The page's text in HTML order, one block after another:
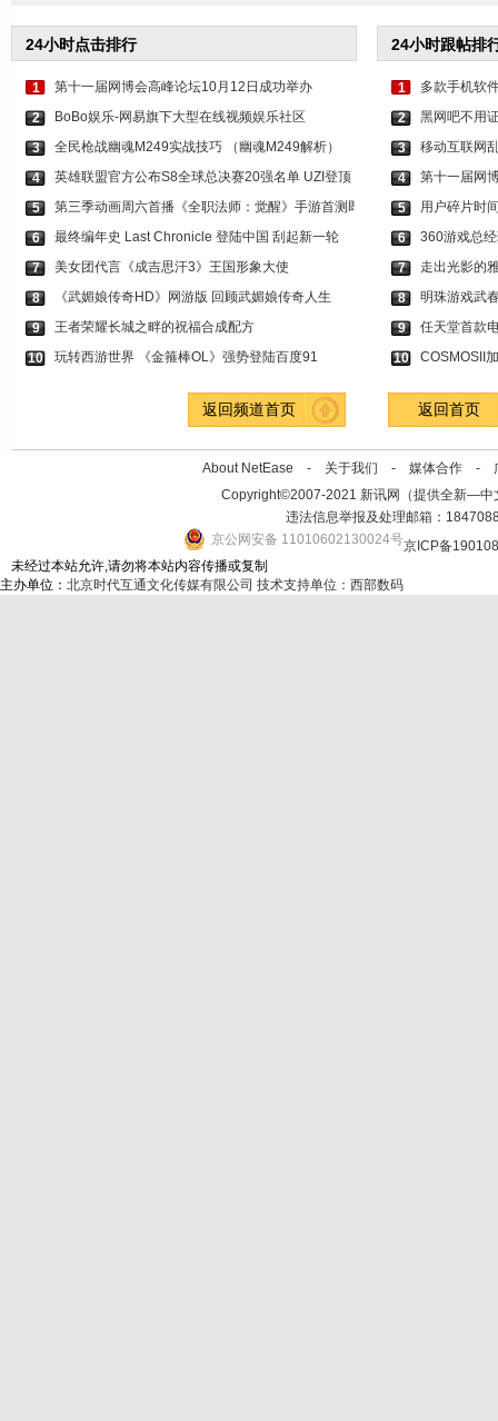
24小时点击排行
1
第十一届网博会高峰论坛10月12日成功举办
2
BoBo娱乐-网易旗下大型在线视频娱乐社区
3
全民枪战幽魂M249实战技巧 （幽魂M249解析）
4
英雄联盟官方公布S8全球总决赛20强名单 UZI登顶
5
第三季动画周六首播《全职法师：觉醒》手游首测即
6
最终编年史 Last Chronicle 登陆中国 刮起新一轮
7
美女团代言《成吉思汗3》王国形象大使
8
《武媚娘传奇HD》网游版 回顾武媚娘传奇人生
9
王者荣耀长城之畔的祝福合成配方
10
玩转西游世界 《金箍棒OL》强势登陆百度91
24小时跟帖排
1
多款手机软
2
黑网吧不用
3
移动互联网
4
第十一届网
5
用户碎片时
6
360游戏总
7
走出光影的
8
明珠游戏武
9
任天堂首款
10
COSMOSII
返回频道首页 返回首页
About NetEase - 关于我们 - 媒体合作 -
Copyright©2007-2021 新讯网（提供全新—中
违法信息举报及处理邮箱：
京公网安备 11010602130024号京ICP备
未经过本站允许,请勿将本站内容传播或复制
主办单位： 北京时代互通文化传媒有限公司 技术支持单位：西部数码